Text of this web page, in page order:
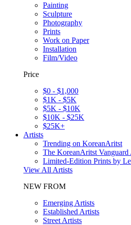
Painting
Sculpture
Photography
Prints
Work on Paper
Installation
Film/Video
Price
$0 - $1,000
$1K - $5K
$5K - $10K
$10K - $25K
$25K+
Artists
Trending on KoreanAritst
The KoreanAritst Vanguard
Limited-Edition Prints by
View All Artists
NEW FROM
Emerging Artists
Established Artists
Street Artists